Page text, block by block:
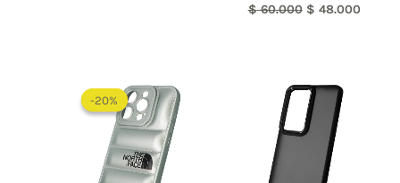
$60.000 $ 48.000
-20%
-20%
precio
original
era:
$ 60.000.